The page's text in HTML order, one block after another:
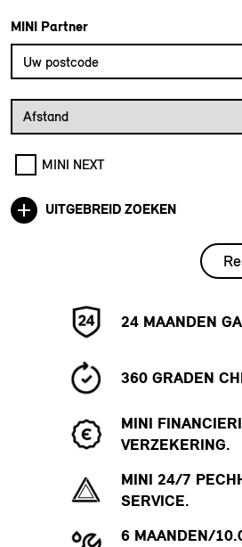
MINI Partner
Vul uw postcode in om de
Afstand van uw postcode tot de MINI
Afstand
MINI NEXT
UITGEBREID ZOEKEN
24 MAANDEN
360 GRADEN
MINI
VERZEKERING.
MINI 24/7
SERVICE.
6 MAANDEN/